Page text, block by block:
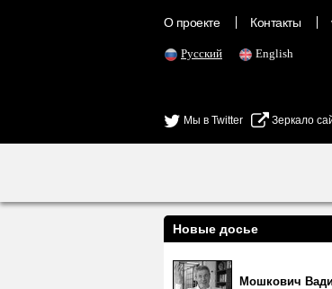
О проекте Контакты
Русский English
Мы в Twitter Зеркало
Новые досье
Мошкович